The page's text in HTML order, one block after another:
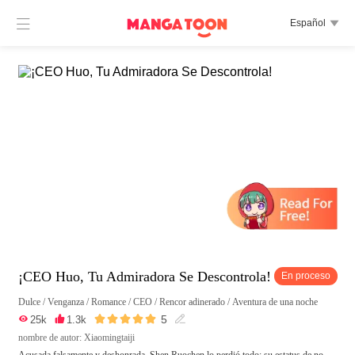
 Español 
¡CEO Huo, Tu Admiradora Se Descontrola! En proceso
Dulce /Venganza /Romance /CEO /Rencor adinerado / Aventura de una noche
 25k  1.3k  5 
nombre de autor: Xiaomingtaiji